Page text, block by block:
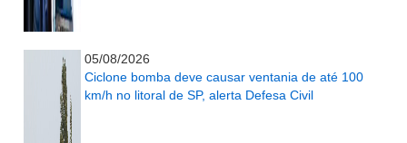
05/08/2026
Ciclone bomba deve causar ventania de até 100
km/h no litoral de SP, alerta Defesa Civil